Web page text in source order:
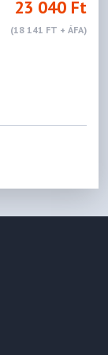
23 040 Ft
(18 141 FT + ÁFA)